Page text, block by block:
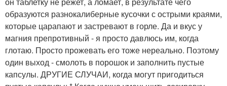
образуются разнокалиберные кусочки с острыми краями,
которые царапают и застревают в горле. Да и вкус у
магния препротивный - я просто давлюсь им, когда
глотаю. Просто прожевать его тоже нереально. Поэтому
один выход - смолоть в порошок и заполнить пустые
капсулы. ДРУГИЕ СЛУЧАИ, когда могут пригодиться